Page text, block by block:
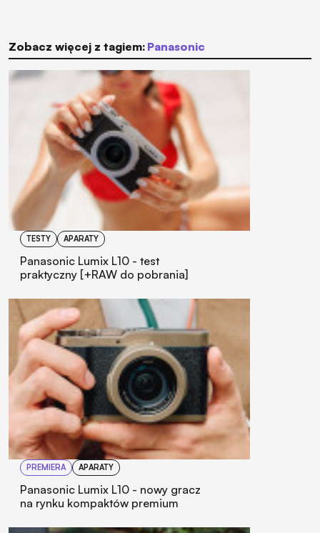
Zobacz więcej z tagiem: Panasonic
TESTY APARATY
Panasonic Lumix L10 - test
praktyczny [+RAW do pobrania]
PREMIERA APARATY
Panasonic Lumix L10 - nowy gracz
na rynku kompaktów premium